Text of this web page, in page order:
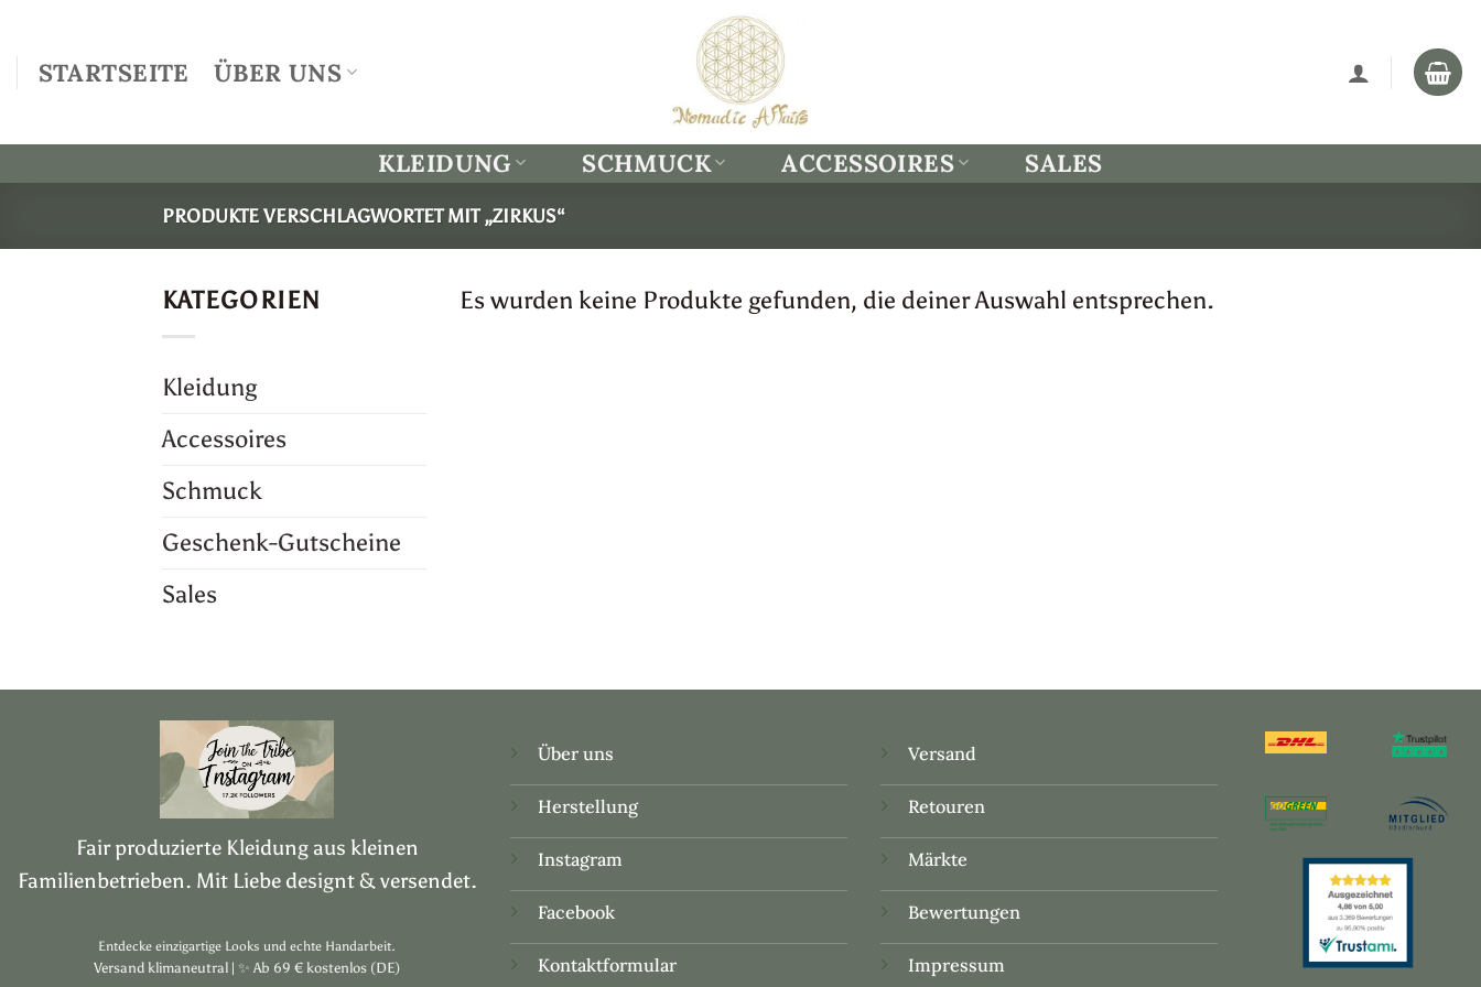
Inhalt
springen
STARTSEITE ÜBER UNS
KLEIDUNG SCHMUCK ACCESSOIRES SALES
PRODUKTE VERSCHLAGWORTET MIT „ZIRKUS“
KATEGORIEN
Kleidung
Accessoires
Schmuck
Geschenk-Gutscheine
Sales
Es wurden keine Produkte gefunden, die deiner Auswahl entsprechen.
Fair produzierte Kleidung aus kleinen
Familienbetrieben. Mit Liebe designt & versendet.
Entdecke einzigartige Looks und echte Handarbeit.
Versand klimaneutral | ✨ Ab 69 € kostenlos (DE)
Über uns
Herstellung
Instagram
Facebook
Kontaktformular
Versand
Retouren
Märkte
Bewertungen
Impressum